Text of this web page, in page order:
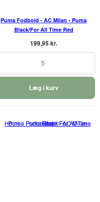
Puma Fodbold - AC Milan - Puma
Black/For All Time Red
199,95 kr.
5
Læg i kurv